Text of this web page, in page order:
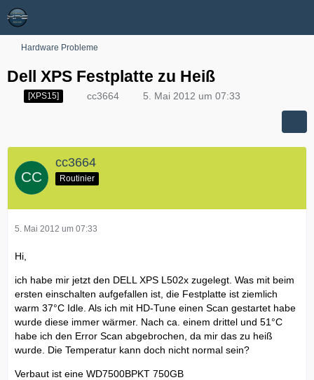
Hardware Probleme
Dell XPS Festplatte zu Heiß
[XPS15] cc3664 5. Mai 2012 um 07:33
cc3664
Routinier
5. Mai 2012 um 07:33
Hi,
ich habe mir jetzt den DELL XPS L502x zugelegt. Was mit beim
ersten einschalten aufgefallen ist, die Festplatte ist ziemlich
warm 37°C Idle. Als ich mit HD-Tune einen Scan gestartet habe
wurde diese immer wärmer. Nach ca. einem drittel und 51°C
habe ich den Error Scan abgebrochen, da mir das zu heiß
wurde. Die Temperatur kann doch nicht normal sein?
Verbaut ist eine WD7500BPKT 750GB